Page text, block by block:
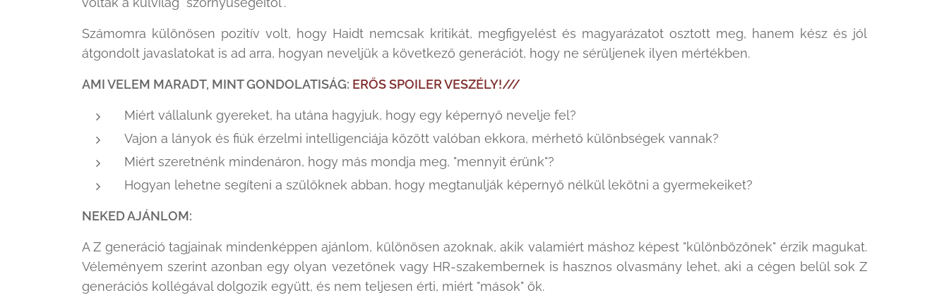
Számomra különösen pozitív volt, hogy Haidt nemcsak kritikát, megfigyelést és magyarázatot osztott meg, hanem kész és jól
átgondolt javaslatokat is ad arra, hogyan neveljük a következő generációt, hogy ne sérüljenek ilyen mértékben.
AMI VELEM MARADT, MINT GONDOLATISÁG: ERŐS SPOILER VESZÉLY!///
Miért vállalunk gyereket, ha utána hagyjuk, hogy egy képernyő nevelje fel?
Vajon a lányok és fiúk érzelmi intelligenciája között valóban ekkora, mérhető különbségek vannak?
Miért szeretnénk mindenáron, hogy más mondja meg, "mennyit érünk"?
Hogyan lehetne segíteni a szülőknek abban, hogy megtanulják képernyő nélkül lekötni a gyermekeiket?
NEKED AJÁNLOM:
A Z generáció tagjainak mindenképpen ajánlom, különösen azoknak, akik valamiért máshoz képest "különbözőnek" érzik magukat.
Véleményem szerint azonban egy olyan vezetőnek vagy HR-szakembernek is hasznos olvasmány lehet, aki a cégen belül sok Z
generációs kollégával dolgozik együtt, és nem teljesen érti, miért "mások" ők.